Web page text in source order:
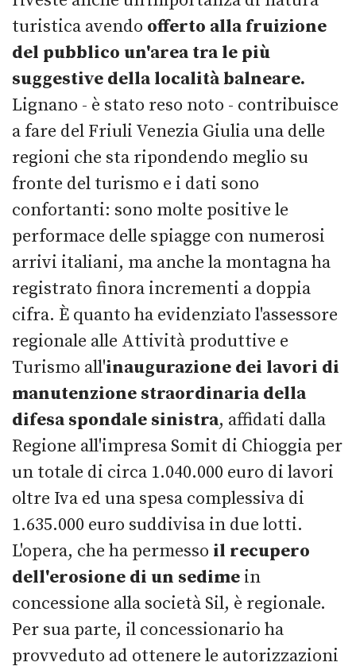
turistica avendo offerto alla fruizione
del pubblico un'area tra le più
suggestive della località balneare.
Lignano - è stato reso noto - contribuisce
a fare del Friuli Venezia Giulia una delle
regioni che sta ripondendo meglio su
fronte del turismo e i dati sono
confortanti: sono molte positive le
performace delle spiagge con numerosi
arrivi italiani, ma anche la montagna ha
registrato finora incrementi a doppia
cifra. È quanto ha evidenziato l'assessore
regionale alle Attività produttive e
Turismo all'inaugurazione dei lavori di
manutenzione straordinaria della
difesa spondale sinistra, affidati dalla
Regione all'impresa Somit di Chioggia per
un totale di circa 1.040.000 euro di lavori
oltre Iva ed una spesa complessiva di
1.635.000 euro suddivisa in due lotti.
L'opera, che ha permesso il recupero
dell'erosione di un sedime in
concessione alla società Sil, è regionale.
Per sua parte, il concessionario ha
provveduto ad ottenere le autorizzazioni